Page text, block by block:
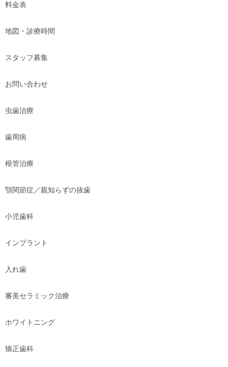
料金表
地図・診療時間
スタッフ募集
お問い合わせ
虫歯治療
歯周病
根管治療
顎関節症／親知らずの抜歯
小児歯科
インプラント
入れ歯
審美セラミック治療
ホワイトニング
矯正歯科